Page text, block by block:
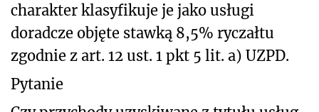
charakter klasyfikuje je jako usługi
doradcze objęte stawką 8,5% ryczałtu
zgodnie z art. 12 ust. 1 pkt 5 lit. a) UZPD.
Pytanie